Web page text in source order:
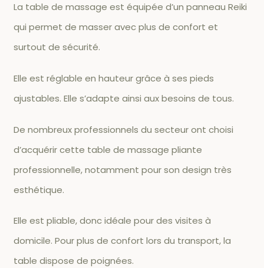
La table de massage est équipée d’un panneau Reiki
qui permet de masser avec plus de confort et
surtout de sécurité.
Elle est réglable en hauteur grâce à ses pieds
ajustables. Elle s’adapte ainsi aux besoins de tous.
De nombreux professionnels du secteur ont choisi
d’acquérir cette table de massage pliante
professionnelle, notamment pour son design très
esthétique.
Elle est pliable, donc idéale pour des visites à
domicile. Pour plus de confort lors du transport, la
table dispose de poignées.